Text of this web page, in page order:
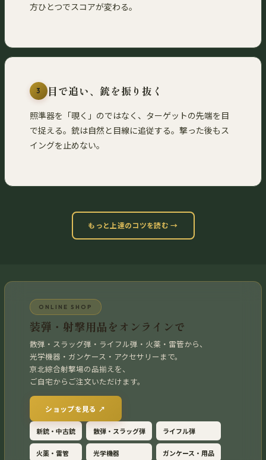
方ひとつでスコアが変わる。
3 目で追い、銃を振り抜く
照準器を「覗く」のではなく、ターゲットの先端を目
で捉える。銃は自然と目線に追従する。撃った後もス
イングを止めない。
もっと上達のコツを読む →
ONLINE SHOP
装弾・射撃用品をオンラインで
散弾・スラッグ弾・ライフル弾・火薬・雷管から、
光学機器・ガンケース・アクセサリーまで。
京北綜合射撃場の品揃えを、
ご自宅からご注文いただけます。
ショップを見る ↗
新銃・中古銃 散弾・スラッグ弾 ライフル弾
火薬・雷管 光学機器 ガンケース・用品